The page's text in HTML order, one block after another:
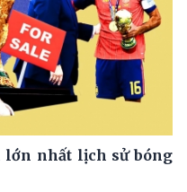
lớn nhất lịch sử bóng